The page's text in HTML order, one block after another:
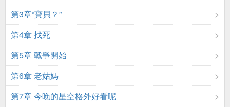
第3章“寶貝？”
第4章 找死
第5章 戰爭開始
第6章 老姑媽
第7章 今晚的星空格外好看呢